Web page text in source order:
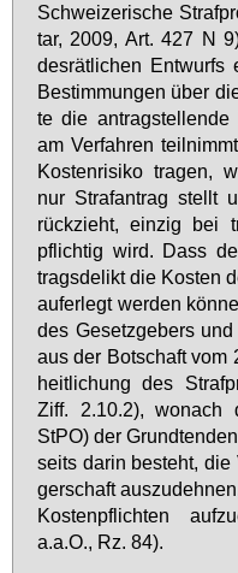
Schwei­ze­ri­sche
tar, 2009, Art. 427 N
des­rät­li­chen Ent­wurfs
Be­stim­mun­gen über
te die
am Ver­fah­ren
Kos­ten­ri­si­ko tra­gen,
nur Straf­an­trag stellt
rück­zieht, ein­zig bei
pflich­tig wird. Dass
trags­de­likt die Kos­ten
auf­er­legt wer­den
des Ge­setz­ge­bers
aus der Bot­schaft
heit­li­chung des
Ziff. 2.10.2), wo­nach
StPO) der
seits dar­in be­steht,
ger­schaft
Kos­ten­pflich­ten
a.a.O., Rz. 84).